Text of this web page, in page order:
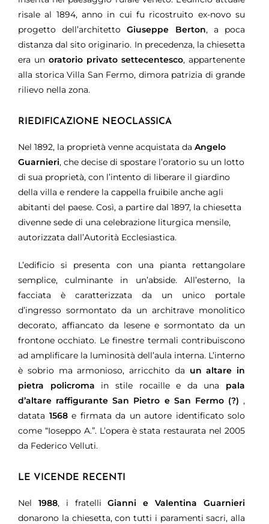
risale al 1894, anno in cui fu ricostruito ex-novo su
progetto dell’architettoGiuseppe Berton, a poca
distanza dal sito originario. In precedenza, la chiesetta
era un oratorio privato settecentesco, appartenente
alla storica Villa San Fermo, dimora patrizia di grande
rilievo nella zona.
RIEDIFICAZIONE NEOCLASSICA
Nel 1892, la proprietà venne acquistata da Angelo
Guarnieri, che decise di spostare l’oratorio su un lotto
di sua proprietà, con l’intento di liberare il giardino
della villa e rendere la cappella fruibile anche agli
abitanti del paese. Così, a partire dal 1897, la chiesetta
divenne sede di una celebrazione liturgica mensile,
autorizzata dall’Autorità Ecclesiastica.
L’edificio si presenta con una pianta rettangolare
semplice, culminante in un’abside. All’esterno, la
facciata è caratterizzata da un unico portale
d’ingresso sormontato da un architrave monolitico
decorato, affiancato da lesene e sormontato da un
frontone occhiato. Le finestre termali contribuiscono
ad amplificare la luminosità dell’aula interna. L’interno
è sobrio ma armonioso, arricchito da un altare in
pietra policroma in stile rocaille e da una pala
d’altare raffigurante San Pietro e San Fermo (?) ,
datata 1568e firmata da un autore identificato solo
come “Ioseppo A.”. L’opera è stata restaurata nel 2005
da Federico Velluti.
LE VICENDE RECENTI
Nel 1988, i fratelliGianni e Valentina Guarnieri
donarono la chiesetta, con tutti i paramenti sacri, alla